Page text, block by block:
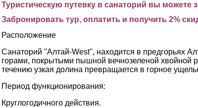
Туристическую путевку в санаторий вы можете
Забронировать тур, оплатить и получить 2%
Расположение
Санаторий "Алтай-West", находится в предгорьях
горами, покрытыми пышной вечнозеленой хвойной
течению узкая долина превращается в горное
Период функционирования:
Круглогодичного действия.